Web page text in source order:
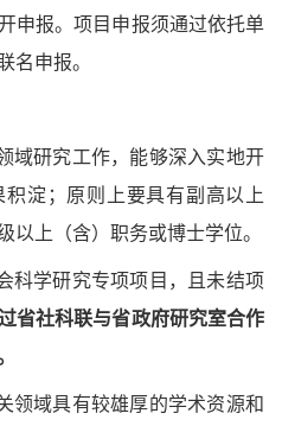
申报。项目申报须通过依托单
名申报。
域研究工作，能够深入实地开
淀；原则上要具有副高以上
以上（含）职务或博士学位。
科学研究专项项目，且未结项
省社科联与省政府研究室合作
领域具有较雄厚的学术资源和